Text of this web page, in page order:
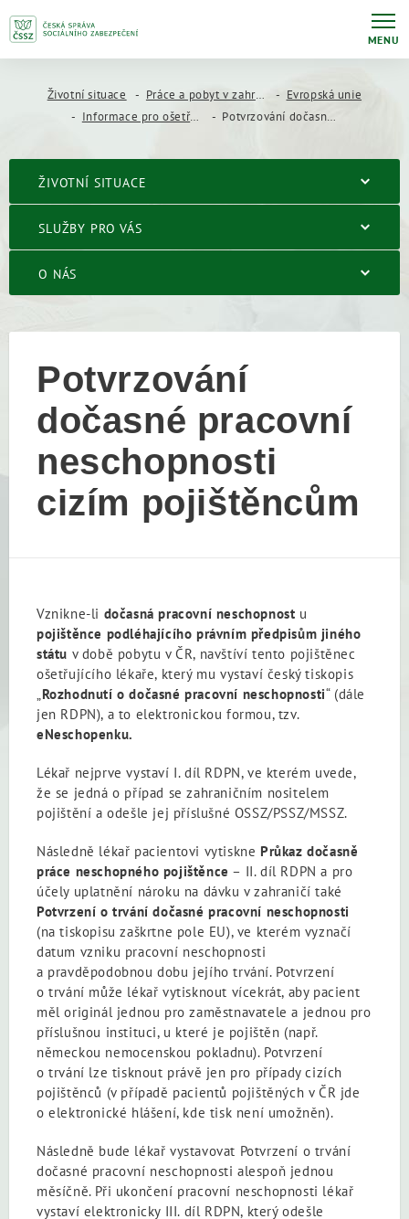
MENU
Životní situace Práce a pobyt v zahraničí
Evropská unie
Informace pro ošetřující lékaře
Potvrzování dočasné pracovní neschopnosti cizím pojištěncům
ŽIVOTNÍ SITUACE
SLUŽBY PRO VÁS
O NÁS
Potvrzování
dočasné pracovní
neschopnosti
cizím pojištěncům
Vznikne-li dočasná pracovní neschopnost u
pojištěnce podléhajícího právním předpisům jiného
státu v době pobytu v ČR, navštíví tento pojištěnec
ošetřujícího lékaře, který mu vystaví český tiskopis
Rozhodnutí o dočasné pracovní neschopnosti“ (dále
jen RDPN), a to elektronickou formou, tzv.
eNeschopenku.
Lékař nejprve vystaví I. díl RDPN, ve kterém uvede,
že se jedná o případ se zahraničním nositelem
pojištění a odešle jej příslušné OSSZ/PSSZ/MSSZ.
Následně lékař pacientovi vytiskne Průkaz dočasně
práce neschopného pojištěnce – II. díl RDPN a pro
účely uplatnění nároku na dávku v zahraničí také
Potvrzení o trvání dočasné pracovní neschopnosti
(na tiskopisu zaškrtne pole EU), ve kterém vyznačí
datum vzniku pracovní neschopnosti
a pravděpodobnou dobu jejího trvání. Potvrzení
o trvání může lékař vytisknout vícekrát, aby pacient
měl originál jednou pro zaměstnavatele a jednou pro
příslušnou instituci, u které je pojištěn (např.
německou nemocenskou pokladnu). Potvrzení
o trvání lze tisknout právě jen pro případy cizích
pojištěnců (v případě pacientů pojištěných v ČR jde
o elektronické hlášení, kde tisk není umožněn).
Následně bude lékař vystavovat Potvrzení o trvání
dočasné pracovní neschopnosti alespoň jednou
měsíčně. Při ukončení pracovní neschopnosti lékař
vystaví elektronicky III. díl RDPN, který odešle